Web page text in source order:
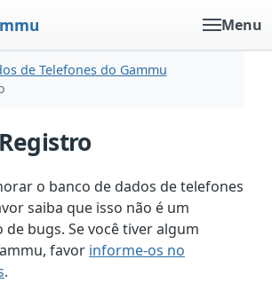
Menu
de Telefones do Gammu
o banco de dados de telefones
saiba que isso não é um
bugs. Se você tiver algum
favor informe-os no
.